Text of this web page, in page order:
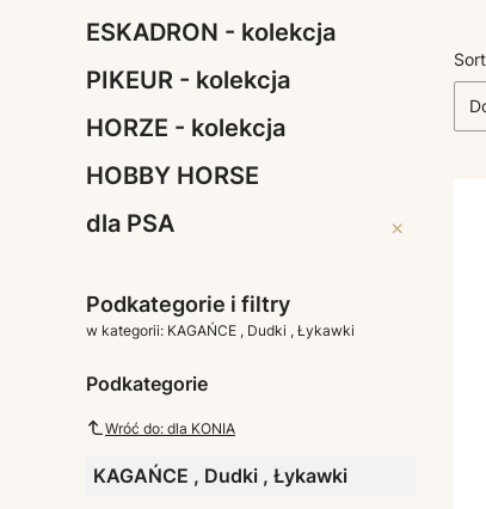
ESKADRON - kolekcja
PIKEUR - kolekcja
HORZE - kolekcja
HOBBY HORSE
dla PSA
dla PSA
Podkategorie i filtry
w kategorii: KAGAŃCE , Dudki , Łykawki
Podkategorie
Wróć do: dla KONIA
KAGAŃCE , Dudki , Łykawki